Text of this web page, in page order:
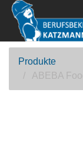
Produkte
ABEBA